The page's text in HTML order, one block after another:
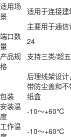
适用场
景
适用于连接
主要用于通
端口数
量
24
产品规
格
支持三类/超
后理线架设
带防尘盖和
包装
纸盒
安装温
度
-10～+60℃
工作温
-10～+60℃